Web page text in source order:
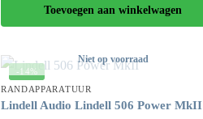
Toevoegen aan winkelwagen
-14%
Niet op voorraad
RANDAPPARATUUR
Lindell Audio Lindell 506 Power MkII